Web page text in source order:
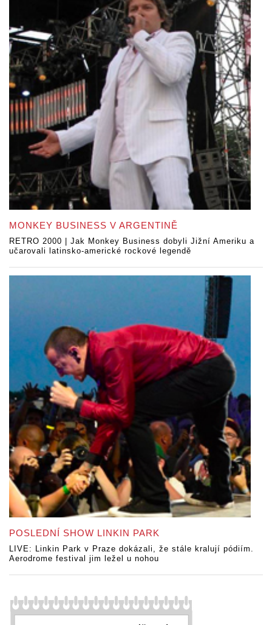
MONKEY BUSINESS V ARGENTINĚ
RETRO 2000 | Jak Monkey Business dobyli Jižní Ameriku a
učarovali latinsko-americké rockové legendě
POSLEDNÍ SHOW LINKIN PARK
LIVE: Linkin Park v Praze dokázali, že stále kralují pódiím.
Aerodrome festival jim ležel u nohou